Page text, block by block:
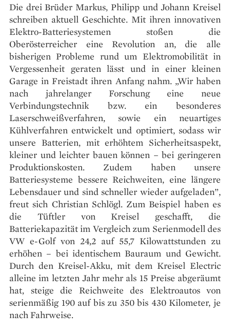
Die drei Brüder Markus, Philipp und Johann Kreisel
schreiben aktuell Geschichte. Mit ihren innovativen
Elektro-Batteriesystemen stoßen die
Oberösterreicher eine Revolution an, die alle
bisherigen Probleme rund um Elektromobilität in
Vergessenheit geraten lässt und in einer kleinen
Garage in Freistadt ihren Anfang nahm. „Wir haben
nach jahrelanger Forschung eine neue
Verbindungstechnik bzw. ein besonderes
Laserschweißverfahren, sowie ein neuartiges
Kühlverfahren entwickelt und optimiert, sodass wir
unsere Batterien, mit erhöhtem Sicherheitsaspekt,
kleiner und leichter bauen können – bei geringeren
Produktionskosten. Zudem haben unsere
Batteriesysteme bessere Reichweiten, eine längere
Lebensdauer und sind schneller wieder aufgeladen”,
freut sich Christian Schlögl. Zum Beispiel haben es
die Tüftler von Kreisel geschafft, die
Batteriekapazität im Vergleich zum Serienmodell des
VW e-Golf von 24,2 auf 55,7 Kilowattstunden zu
erhöhen – bei identischem Bauraum und Gewicht.
Durch den Kreisel-Akku, mit dem Kreisel Electric
alleine im letzten Jahr mehr als 15 Preise abgeräumt
hat, steige die Reichweite des Elektroautos von
serienmäßig 190 auf bis zu 350 bis 430 Kilometer, je
nach Fahrweise.